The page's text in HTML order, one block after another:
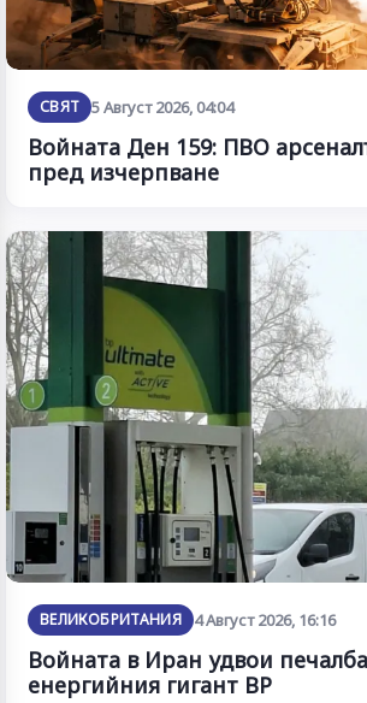
СВЯТ 5 Август 2026, 04:04
Войната Ден 159: ПВО
пред изчерпване
ВЕЛИКОБРИТАНИЯ 4 Август 2026, 16:16
Войната в Иран удвои
енергийния гигант BP